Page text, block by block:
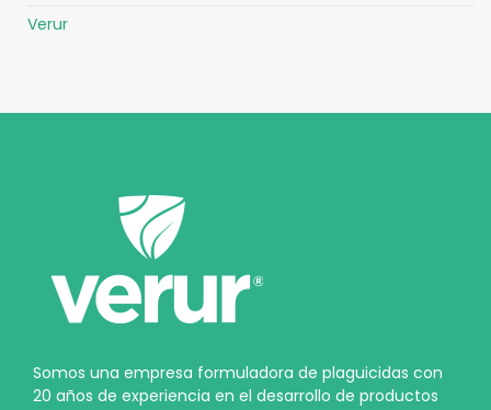
Verur
Somos una empresa formuladora de plaguicidas con
20 años de experiencia en el desarrollo de productos